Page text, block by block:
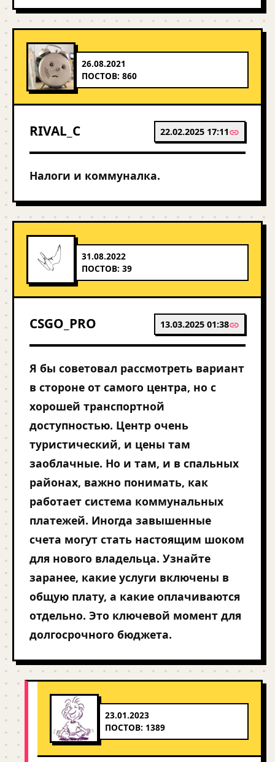
26.08.2021
ПОСТОВ: 860
RIVAL_C 22.02.2025 17:11
Налоги и коммуналка.
31.08.2022
ПОСТОВ: 39
CSGO_PRO 13.03.2025 01:38
Я бы советовал рассмотреть вариант
в стороне от самого центра, но с
хорошей транспортной
доступностью. Центр очень
туристический, и цены там
заоблачные. Но и там, и в спальных
районах, важно понимать, как
работает система коммунальных
платежей. Иногда завышенные
счета могут стать настоящим шоком
для нового владельца. Узнайте
заранее, какие услуги включены в
общую плату, а какие оплачиваются
отдельно. Это ключевой момент для
долгосрочного бюджета.
23.01.2023
ПОСТОВ: 1389